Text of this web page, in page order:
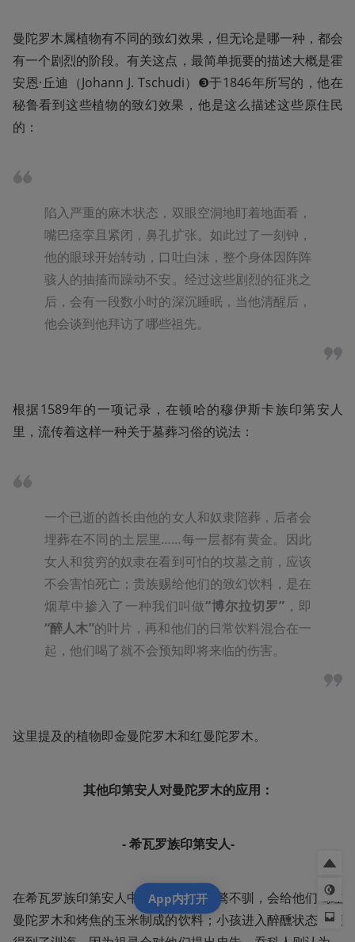
曼陀罗木属植物有不同的致幻效果，但无论是哪一种，都会
有一个剧烈的阶段。有关这点，最简单扼要的描述大概是霍
安恩·丘迪（Johann J. Tschudi）❸于1846年所写的，他在
秘鲁看到这些植物的致幻效果，他是这么描述这些原住民
的：
陷入严重的麻木状态，双眼空洞地盯着地面看，
嘴巴痉挛且紧闭，鼻孔扩张。如此过了一刻钟，
他的眼球开始转动，口吐白沫，整个身体因阵阵
骇人的抽搐而躁动不安。经过这些剧烈的征兆之
后，会有一段数小时的深沉睡眠，当他清醒后，
他会谈到他拜访了哪些祖先。
根据1589年的一项记录，在顿哈的穆伊斯卡族印第安人
里，流传着这样一种关于墓葬习俗的说法：
一个已逝的酋长由他的女人和奴隶陪葬，后者会
埋葬在不同的土层里……每一层都有黄金。因此
女人和贫穷的奴隶在看到可怕的坟墓之前，应该
不会害怕死亡；贵族赐给他们的致幻饮料，是在
烟草中掺入了一种我们叫做“博尔拉切罗” ，即
“醉人木”的叶片，再和他们的日常饮料混合在一
起，他们喝了就不会预知即将来临的伤害。
这里提及的植物即金曼陀罗木和红曼陀罗木。
其他印第安人对曼陀罗木的应用：
- 希瓦罗族印第安人-
在希瓦罗族印第安人中，要是小孩桀骜不驯，会给他们喝红
曼陀罗木和烤焦的玉米制成的饮料；小孩进入醉醺状态时便
App内打开